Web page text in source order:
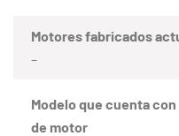
Motores fabricados
–
Modelo que cuenta
de motor